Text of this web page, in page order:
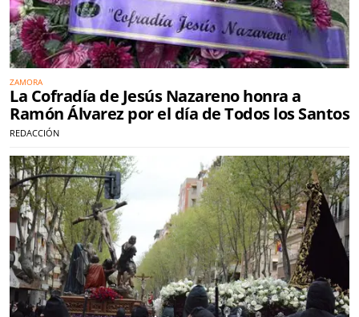
ZAMORA
La Cofradía de Jesús Nazareno honra a
Ramón Álvarez por el día de Todos los Santos
REDACCIÓN